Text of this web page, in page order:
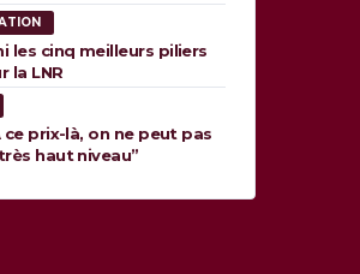
les cinq meilleurs piliers
la LNR
ce prix-là, on ne peut pas
haut niveau”